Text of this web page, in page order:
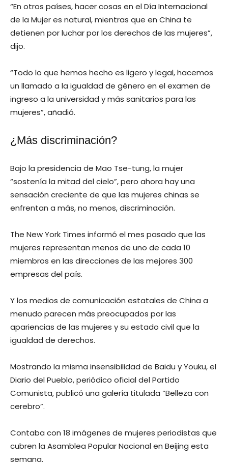
“En otros países, hacer cosas en el Día Internacional
de la Mujer es natural, mientras que en China te
detienen por luchar por los derechos de las mujeres”,
dijo.
“Todo lo que hemos hecho es ligero y legal, hacemos
un llamado a la igualdad de género en el examen de
ingreso a la universidad y más sanitarios para las
mujeres”, añadió.
¿Más discriminación?
Bajo la presidencia de Mao Tse-tung, la mujer
“sostenía la mitad del cielo”, pero ahora hay una
sensación creciente de que las mujeres chinas se
enfrentan a más, no menos, discriminación.
The New York Times informó el mes pasado que las
mujeres representan menos de uno de cada 10
miembros en las direcciones de las mejores 300
empresas del país.
Y los medios de comunicación estatales de China a
menudo parecen más preocupados por las
apariencias de las mujeres y su estado civil que la
igualdad de derechos.
Mostrando la misma insensibilidad de Baidu y Youku, el
Diario del Pueblo, periódico oficial del Partido
Comunista, publicó una galería titulada “Belleza con
cerebro”.
Contaba con 18 imágenes de mujeres periodistas que
cubren la Asamblea Popular Nacional en Beijing esta
semana.